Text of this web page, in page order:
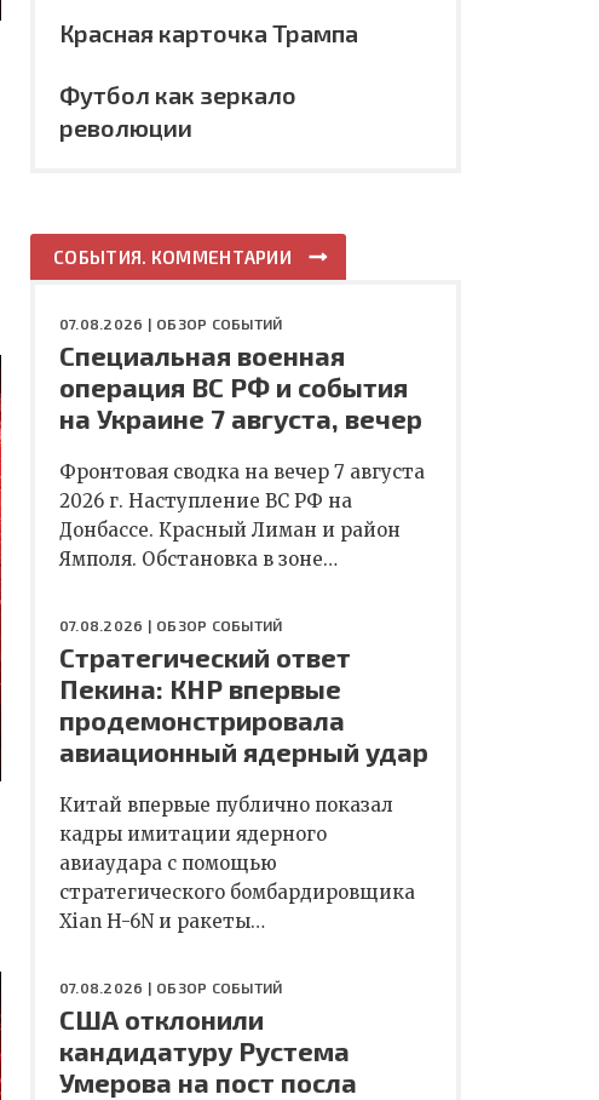
Красная карточка Трампа
Футбол как зеркало
революции
СОБЫТИЯ. КОММЕНТАРИИ
07.08.2026 | ОБЗОР СОБЫТИЙ
Специальная военная
операция ВС РФ и события
на Украине 7 августа, вечер
Фронтовая сводка на вечер 7 августа
2026 г. Наступление ВС РФ на
Донбассе. Красный Лиман и район
Ямполя. Обстановка в зоне…
07.08.2026 | ОБЗОР СОБЫТИЙ
Стратегический ответ
Пекина: КНР впервые
продемонстрировала
авиационный ядерный удар
Китай впервые публично показал
кадры имитации ядерного
авиаудара с помощью
стратегического бомбардировщика
Xian H-6N и ракеты…
07.08.2026 | ОБЗОР СОБЫТИЙ
США отклонили
кандидатуру Рустема
Умерова на пост посла